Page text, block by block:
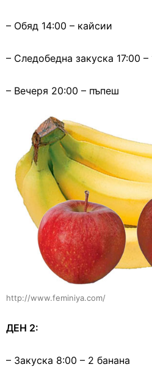
– Обяд 14:00 – кайсии
– Следобедна закуска 17:00 –
– Вечеря 20:00 – пъпеш
http://www.feminiya.com/
ДЕН 2:
– Закуска 8:00 – 2 банана